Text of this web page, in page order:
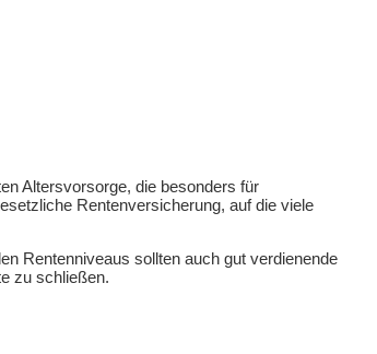
Altersvorsorge, die besonders für
Rentenversicherung, auf die viele
Rentenniveaus sollten auch gut verdienende
zu schließen.